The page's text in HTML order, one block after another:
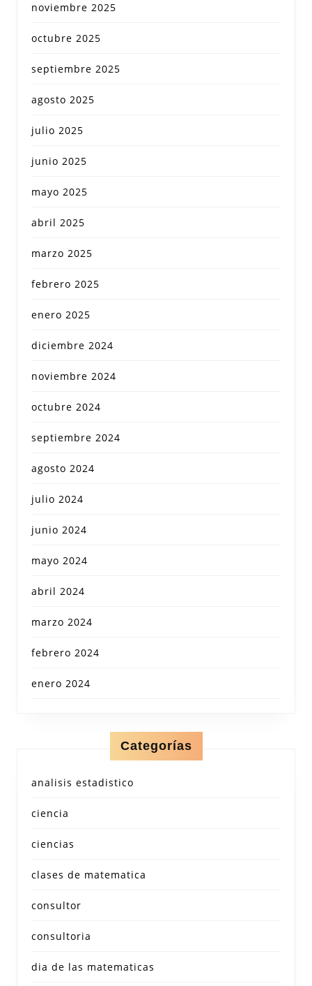
noviembre 2025
octubre 2025
septiembre 2025
agosto 2025
julio 2025
junio 2025
mayo 2025
abril 2025
marzo 2025
febrero 2025
enero 2025
diciembre 2024
noviembre 2024
octubre 2024
septiembre 2024
agosto 2024
julio 2024
junio 2024
mayo 2024
abril 2024
marzo 2024
febrero 2024
enero 2024
Categorías
analisis estadistico
ciencia
ciencias
clases de matematica
consultor
consultoria
dia de las matematicas